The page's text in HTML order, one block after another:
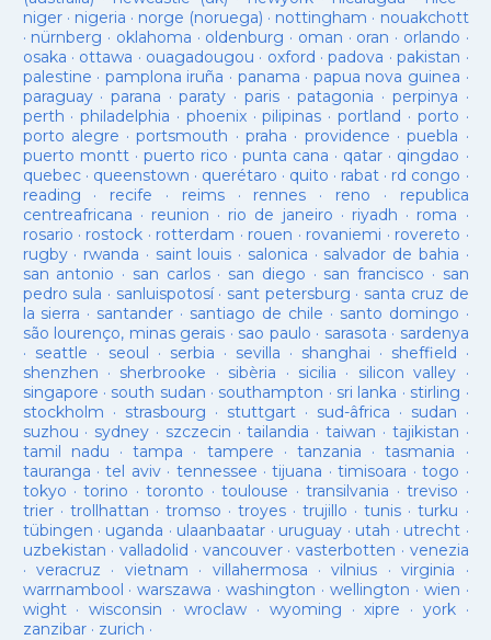
niger· nigeria · norge (noruega) · nottingham · nouakchott
· nürnberg · oklahoma · oldenburg · oman · oran · orlando ·
osaka · ottawa · ouagadougou · oxford ·padova ·pakistan ·
palestine · pamplona iruña · panama · papua nova guinea ·
paraguay· parana ·paraty · paris·patagonia · perpinya ·
perth ·philadelphia · phoenix·pilipinas ·portland · porto ·
porto alegre ·portsmouth ·praha · providence ·puebla ·
puerto montt· puerto rico ·punta cana · qatar · qingdao ·
quebec· queenstown · querétaro · quito · rabat · rd congo ·
reading · recife · reims· rennes · reno · republica
centreafricana · reunion · rio de janeiro · riyadh · roma ·
rosario · rostock · rotterdam · rouen · rovaniemi · rovereto ·
rugby· rwanda · saint louis · salonica · salvador de bahia ·
san antonio · san carlos· san diego · san francisco · san
pedro sula · sanluispotosí· sant petersburg · santa cruz de
la sierra · santander · santiago de chile · santo domingo ·
são lourenço, minas gerais · sao paulo · sarasota · sardenya
· seattle · seoul · serbia · sevilla · shanghai · sheffield ·
shenzhen · sherbrooke · sibèria · sicilia · silicon valley ·
singapore · south sudan · southampton · sri lanka · stirling ·
stockholm · strasbourg · stuttgart· sud-âfrica · sudan ·
suzhou · sydney · szczecin ·tailandia ·taiwan · tajikistan ·
tamil nadu ·tampa · tampere · tanzania ·tasmania ·
tauranga ·tel aviv· tennessee ·tijuana ·timisoara ·togo ·
tokyo ·torino ·toronto ·toulouse ·transilvania ·treviso ·
trier· trollhattan · tromso · troyes·trujillo ·tunis ·turku ·
tübingen · uganda · ulaanbaatar · uruguay · utah · utrecht ·
uzbekistan · valladolid · vancouver· vasterbotten · venezia
· veracruz · vietnam · villahermosa ·vilnius ·virginia ·
warrnambool ·warszawa ·washington · wellington · wien ·
wight· wisconsin ·wroclaw · wyoming ·xipre · york·
zanzibar· zurich ·